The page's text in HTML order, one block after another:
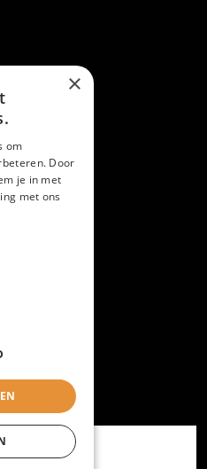
mboamersfoort/
MBOAmersfoort
×
om
Door
je in met
met ons